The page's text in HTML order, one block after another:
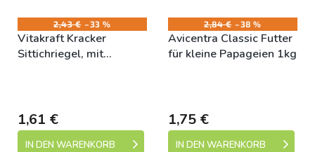
2,43 € –33 %
Vitakraft Kracker
Sittichriegel, mit
1,61 €
IN DEN WARENKORB
2,84 € –38 %
Avicentra Classic Futter
für kleine Papageien 1kg
1,75 €
IN DEN WARENKORB